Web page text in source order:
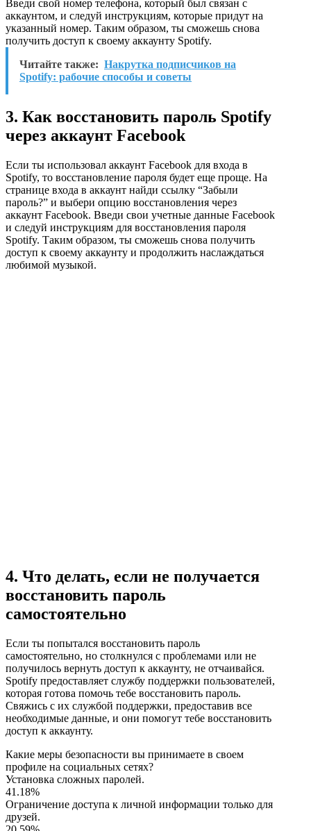
Введи свой номер телефона, который был связан с
аккаунтом, и следуй инструкциям, которые придут на
указанный номер. Таким образом, ты сможешь снова
получить доступ к своему аккаунту Spotify.
Читайте также: Накрутка подписчиков на
Spotify: рабочие способы и советы
3. Как восстановить пароль Spotify
через аккаунт Facebook
Если ты использовал аккаунт Facebook для входа в
Spotify, то восстановление пароля будет еще проще. На
странице входа в аккаунт найди ссылку “Забыли
пароль?” и выбери опцию восстановления через
аккаунт Facebook. Введи свои учетные данные Facebook
и следуй инструкциям для восстановления пароля
Spotify. Таким образом, ты сможешь снова получить
доступ к своему аккаунту и продолжить наслаждаться
любимой музыкой.
4. Что делать, если не получается
восстановить пароль
самостоятельно
Если ты попытался восстановить пароль
самостоятельно, но столкнулся с проблемами или не
получилось вернуть доступ к аккаунту, не отчаивайся.
Spotify предоставляет службу поддержки пользователей,
которая готова помочь тебе восстановить пароль.
Свяжись с их службой поддержки, предоставив все
необходимые данные, и они помогут тебе восстановить
доступ к аккаунту.
Какие меры безопасности вы принимаете в своем
профиле на социальных сетях?
Установка сложных паролей.
41.18%
Ограничение доступа к личной информации только для
друзей.